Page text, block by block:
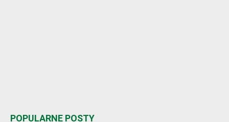
POPULARNE POSTY